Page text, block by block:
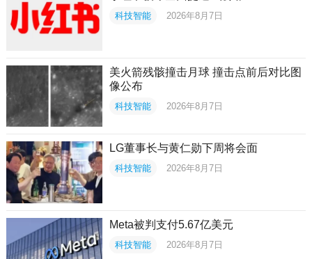
科技智能 2026年8月7日
美火箭残骸撞击月球 撞击点前后对比图
像公布
科技智能 2026年8月7日
LG董事长与黄仁勋下周将会面
科技智能 2026年8月7日
Meta被判支付5.67亿美元
科技智能 2026年8月7日